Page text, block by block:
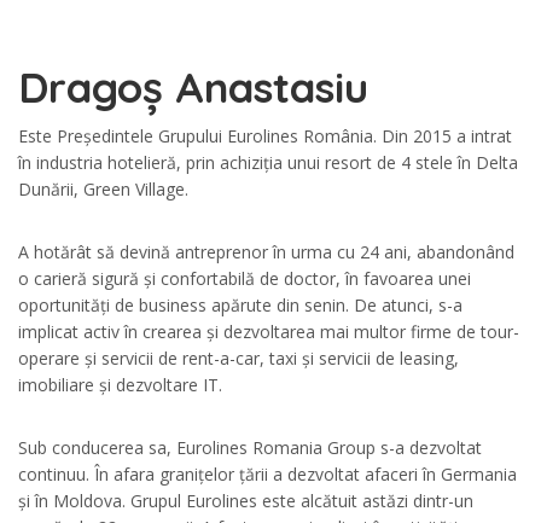
Dragoș Anastasiu
Este Președintele Grupului Eurolines România. Din 2015 a intrat
în industria hotelieră, prin achiziția unui resort de 4 stele în Delta
Dunării, Green Village.
A hotărât să devină antreprenor în urma cu 24 ani, abandonând
o carieră sigură și confortabilă de doctor, în favoarea unei
oportunități de business apărute din senin. De atunci, s-a
implicat activ în crearea și dezvoltarea mai multor firme de tour-
operare și servicii de rent-a-car, taxi și servicii de leasing,
imobiliare și dezvoltare IT.
Sub conducerea sa, Eurolines Romania Group s-a dezvoltat
continuu. În afara granițelor țării a dezvoltat afaceri în Germania
și în Moldova. Grupul Eurolines este alcătuit astăzi dintr-un